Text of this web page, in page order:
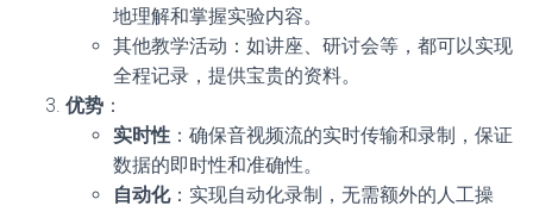
地理解和掌握实验内容。
其他教学活动：如讲座、研讨会等，都可以实现
全程记录，提供宝贵的资料。
优势 ：
实时性 ：确保音视频流的实时传输和录制，保证
数据的即时性和准确性。
自动化：实现自动化录制，无需额外的人工操